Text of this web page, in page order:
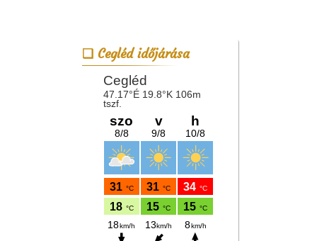
Cegléd időjárása